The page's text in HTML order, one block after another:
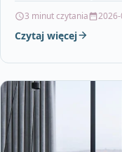
3 minut czytania
Czytaj więcej